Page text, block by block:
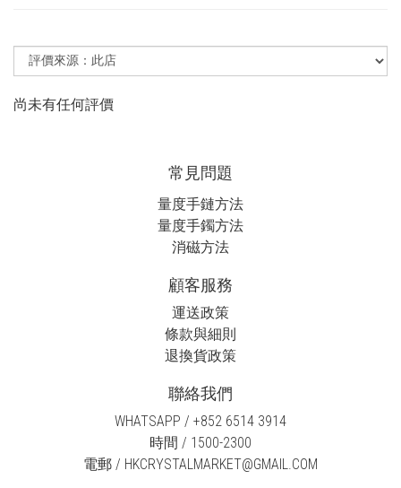
尚未有任何評價
常見問題
量度手鏈方法
量度手鐲方法
消磁方法
顧客服務
運送政策
條款與細則
退換貨政策
聯絡我們
WHATSAPP / +852 6514 3914
時間 / 1500-2300
電郵 / HKCRYSTALMARKET@GMAIL.COM